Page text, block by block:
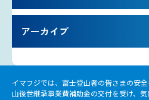
プロフェッショナルの
利用規約
アーカイブ
イマフジでは、富士登山者の皆さまの安
山後世継承事業費補助金の交付を受け、気